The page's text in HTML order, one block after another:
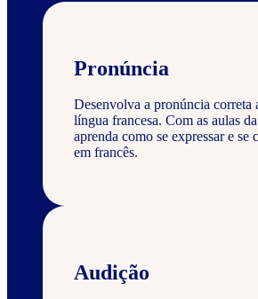
Pronúncia
Desenvolva a pronúncia correta
língua francesa. Com as aulas
aprenda como se expressar e se
em francês.
Audição